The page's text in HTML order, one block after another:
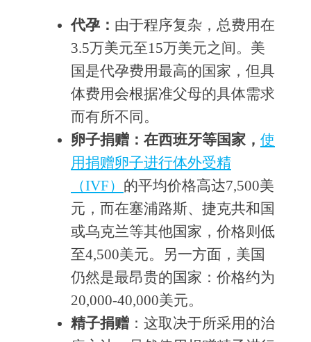
代孕： 由于程序复杂，总费用在
3.5万美元至15万美元之间。美
国是代孕费用最高的国家，但具
体费用会根据准父母的具体需求
而有所不同。
卵子捐赠：在西班牙等国家， 使
用捐赠卵子进行体外受精
（IVF） 的平均价格高达7,500美
元，而在塞浦路斯、捷克共和国
或乌克兰等其他国家，价格则低
至4,500美元。另一方面，美国
仍然是最昂贵的国家：价格约为
20,000-40,000美元。
精子捐赠 ：这取决于所采用的治